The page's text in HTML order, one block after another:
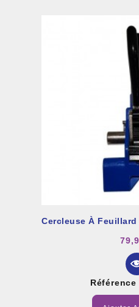
Cercleuse À
Référence